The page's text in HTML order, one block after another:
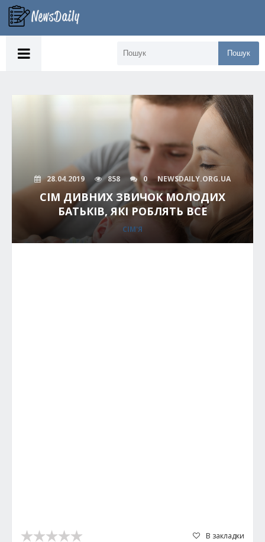
Пошук
28.04.2019 858 0 NEWSDAILY.ORG.UA
СІМ ДИВНИХ ЗВИЧОК МОЛОДИХ
БАТЬКІВ, ЯКІ РОБЛЯТЬ ВСЕ
СІМ'Я
В закладки